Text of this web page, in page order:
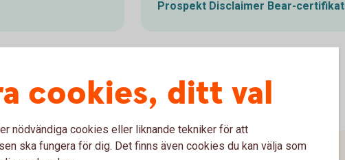
Prospekt Disclaimer Bear-certifikat
certifikat
cookies, ditt val
nödvändiga cookies eller liknande tekniker för att
ska fungera för dig. Det finns även cookies du kan välja som